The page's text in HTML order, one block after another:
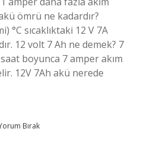
ömrü ne kadardır?
°C sıcaklıktaki 12 V 7A
12 volt 7 Ah ne demek? 7
boyunca 7 amper akım
12V 7Ah akü nerede
Bırak